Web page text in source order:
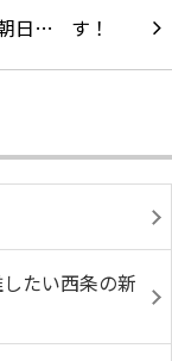
日…
たい西条の新